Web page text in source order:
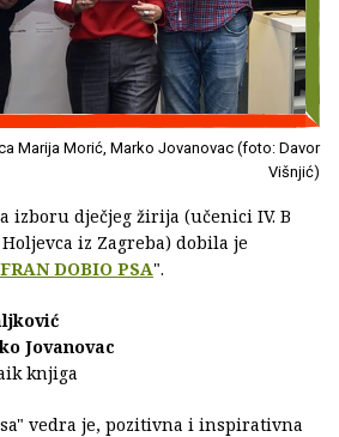
Marija Morić, Marko Jovanovac (foto: Davor
Višnjić)
izboru dječjeg žirija (učenici IV. B
iz Zagreba) dobila je
DOBIO PSA".
Jovanovac
knjiga
vedra je, pozitivna i inspirativna